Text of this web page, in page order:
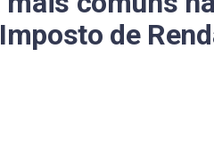
de